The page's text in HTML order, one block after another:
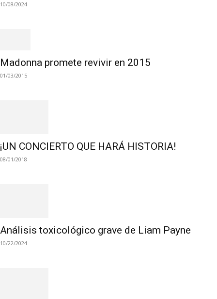
10/08/2024
Madonna promete revivir en 2015
01/03/2015
¡UN CONCIERTO QUE HARÁ HISTORIA!
08/01/2018
Análisis toxicológico grave de Liam Payne
10/22/2024